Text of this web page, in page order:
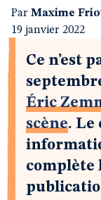
Par Maxime
19 janvier 2022
Ce n’est
Éric
scène. Le
complète